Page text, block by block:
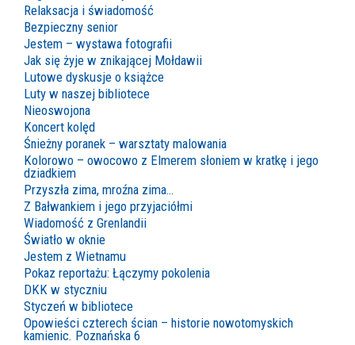
Relaksacja i świadomość
Bezpieczny senior
Jestem – wystawa fotografii
Jak się żyje w znikającej Mołdawii
Lutowe dyskusje o książce
Luty w naszej bibliotece
Nieoswojona
Koncert kolęd
Śnieżny poranek – warsztaty malowania
Kolorowo – owocowo z Elmerem słoniem w kratkę i jego
dziadkiem
Przyszła zima, mroźna zima…
Z Bałwankiem i jego przyjaciółmi
Wiadomość z Grenlandii
Światło w oknie
Jestem z Wietnamu
Pokaz reportażu: Łączymy pokolenia
DKK w styczniu
Styczeń w bibliotece
Opowieści czterech ścian – historie nowotomyskich
kamienic. Poznańska 6